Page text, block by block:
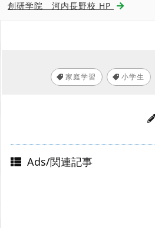
創研学院 河内長野校 HP
家庭学習 小学生
Ads/関連記事